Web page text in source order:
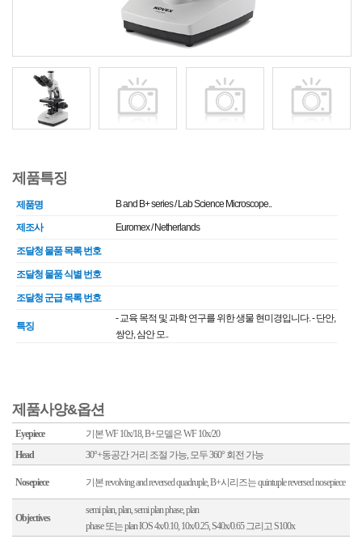
제품특징
제품명 B and B+ series / Lab Science Microscope..
제조사 Euromex / Netherlands
조달청 물품 목록 번호
조달청 물품 식별 번호
조달청 군급 목록 번호
특징
- 교육 목적 및 과학 연구를 위한 생물 현미경입니다. - 단안,
쌍안, 삼안 모..
제품사양&옵션
Eyepiece
기본 WF 10x/18, B+모델은 WF 10x/20
Head
30°+동공간 거리 조절 가능, 모두 360° 회전 가능
Nosepiece 기본 revolving and reversed quadruple, B+시리즈는 quintuple reversed nosepiece
Objectives
semi plan, plan, semi plan phase, plan
phase 또는 plan IOS 4x/0.10, 10x/0.25, S40x/0.65 그리고 S100x